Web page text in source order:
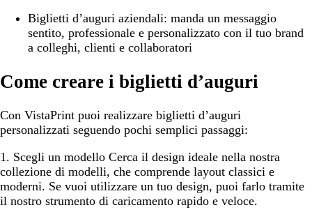
Biglietti d’auguri aziendali: manda un messaggio
sentito, professionale e personalizzato con il tuo brand
a colleghi, clienti e collaboratori
Come creare i biglietti d’auguri
Con VistaPrint puoi realizzare biglietti d’auguri
personalizzati seguendo pochi semplici passaggi:
1. Scegli un modello Cerca il design ideale nella nostra
collezione di modelli, che comprende layout classici e
moderni. Se vuoi utilizzare un tuo design, puoi farlo tramite
il nostro strumento di caricamento rapido e veloce.